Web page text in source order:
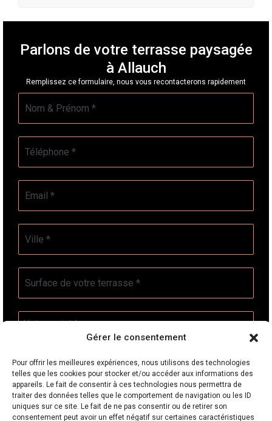
Gérer le consentement
Pour offrir les meilleures expériences, nous utilisons des technologies
telles que les cookies pour stocker et/ou accéder aux informations des
appareils. Le fait de consentir à ces technologies nous permettra de
traiter des données telles que le comportement de navigation ou les ID
uniques sur ce site. Le fait de ne pas consentir ou de retirer son
consentement peut avoir un effet négatif sur certaines caractéristiques
Parlons de votre terrasse paysagée
à Allauch
Remplissez ce formulaire, nous vous recontacterons rapidement
mail
*
de
votre
terrasse
RGPD *
J’accepte la politique de confidentialité.